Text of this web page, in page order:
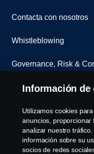
Contacta con nosotros
Whistleblowing
Governance, Risk &
Configuración de
Información de
Utilizamos cookies
anuncios, proporcionar
analizar nuestro
información sobre su
socios de redes